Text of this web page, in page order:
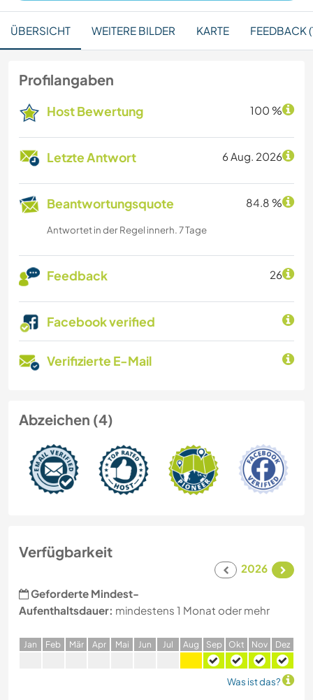
ÜBERSICHT WEITERE BILDER KARTE FEEDBACK
Profilangaben
Host Bewertung 100 %
Letzte Antwort 6 Aug. 2026
Beantwortungsquote 84.8 %
Antwortet in der Regel innerh. 7 Tage
Feedback 26
Facebook verified
Verifizierte E-Mail
Abzeichen (4)
Verfügbarkeit
2026
Geforderte Mindest-
Aufenthaltsdauer: mindestens 1 Monat oder mehr
Jan Feb Mär Apr Mai Jun Jul Aug Sep Okt Nov Dez
Was ist das?